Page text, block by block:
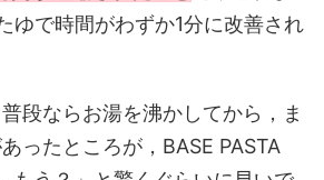
ゆで時間がわずか1分に改善され
段ならお湯を沸かしてから，ま
ったところが，BASE PASTA